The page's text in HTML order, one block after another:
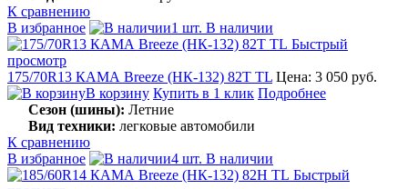
К сравнению
В избранное
1 шт. В наличии
Быстрый
просмотр
175/70R13 КАМА Breeze (НК-132) 82T TL Цена: 3 050 руб.
В корзину Купить в 1 клик Подробнее
Сезон (шины): Летние
Вид техники: легковые автомобили
К сравнению
В избранное
4 шт. В наличии
Быстрый